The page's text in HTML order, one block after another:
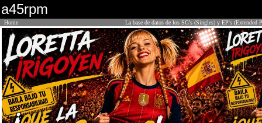
a45rpm
Home La base de datos de los SG's (Singles) y EP's (Extended